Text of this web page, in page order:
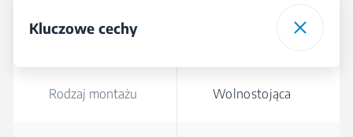
Kluczowe cechy
Rodzaj montażu Wolnostojąca